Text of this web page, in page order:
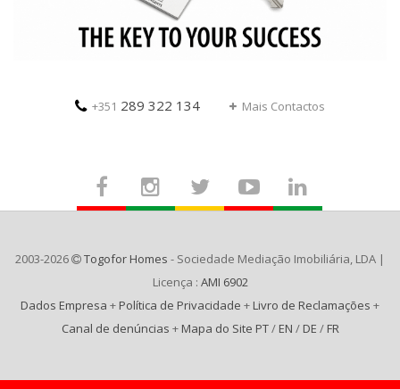
+351 289 322 134 Mais Contactos
2003-2026 Togofor Homes - Sociedade Mediação Imobiliária, LDA |
Licença : AMI 6902
Dados Empresa + Política de Privacidade + Livro de Reclamações +
Canal de denúncias + Mapa do Site PT/ EN / DE / FR